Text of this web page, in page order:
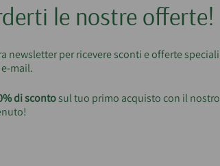
le nostre offerte!
newsletter per ricevere sconti e offerte speciali
mail.
di scontosul tuo primo acquisto con il nostro